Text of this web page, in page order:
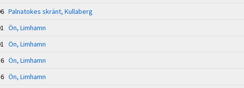
Palnatokes skränt, Kullaberg
Ön, Limhamn
Ön, Limhamn
Ön, Limhamn
Ön, Limhamn